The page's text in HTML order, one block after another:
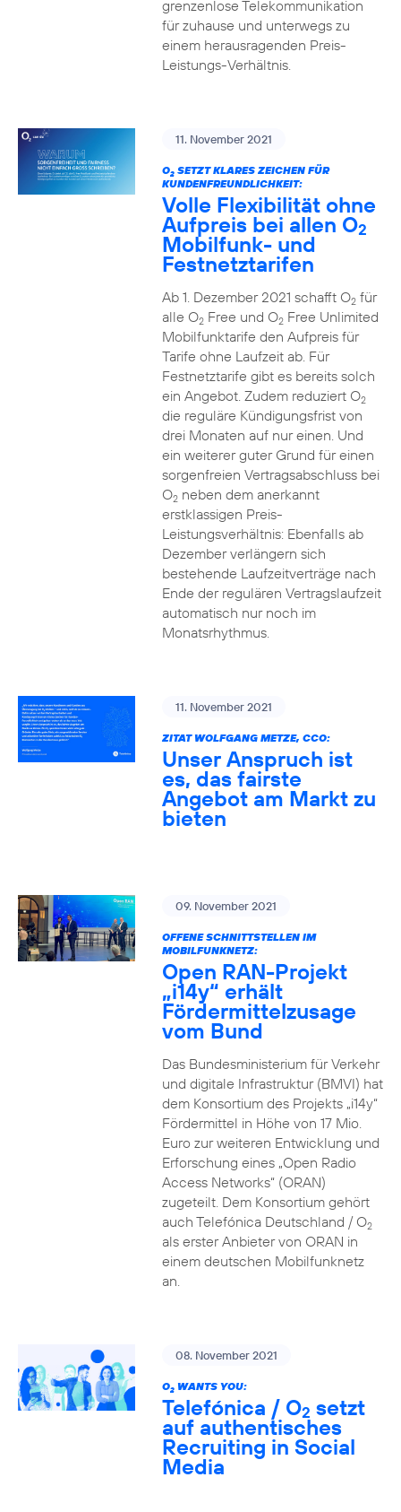
grenzenlose Telekommunikation
für zuhause und unterwegs zu
einem herausragenden Preis-
Leistungs-Verhältnis.
11. November 2021
O2SETZT KLARES ZEICHEN FÜR
KUNDENFREUNDLICHKEIT:
Volle Flexibilität ohne
Aufpreis bei allen O2
Mobilfunk- und
Festnetztarifen
Ab 1. Dezember 2021 schafft O2für
alle O2Free und O2Free Unlimited
Mobilfunktarife den Aufpreis für
Tarife ohne Laufzeit ab. Für
Festnetztarife gibt es bereits solch
ein Angebot. Zudem reduziert O2
die reguläre Kündigungsfrist von
drei Monaten auf nur einen. Und
ein weiterer guter Grund für einen
sorgenfreien Vertragsabschluss bei
O2neben dem anerkannt
erstklassigen Preis-
Leistungsverhältnis: Ebenfalls ab
Dezember verlängern sich
bestehende Laufzeitverträge nach
Ende der regulären Vertragslaufzeit
automatisch nur noch im
Monatsrhythmus.
11. November 2021
ZITAT WOLFGANG METZE, CCO:
Unser Anspruch ist
es, das fairste
Angebot am Markt zu
bieten
09. November 2021
OFFENE SCHNITTSTELLEN IM
MOBILFUNKNETZ:
Open RAN-Projekt
„i14y“ erhält
Fördermittelzusage
vom Bund
Das Bundesministerium für Verkehr
und digitale Infrastruktur (BMVI) hat
dem Konsortium des Projekts „i14y“
Fördermittel in Höhe von 17 Mio.
Euro zur weiteren Entwicklung und
Erforschung eines „Open Radio
Access Networks“ (ORAN)
zugeteilt. Dem Konsortium gehört
auch Telefónica Deutschland / O2
als erster Anbieter von ORAN in
einem deutschen Mobilfunknetz
an.
08. November 2021
O2WANTS YOU:
Telefónica / O2 setzt
auf authentisches
Recruiting in Social
Media